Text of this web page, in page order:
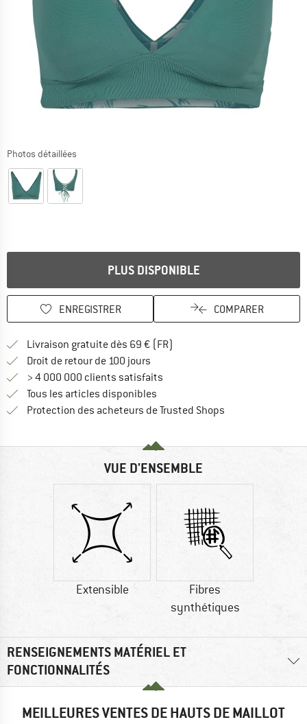
Photos détaillées
PLUS DISPONIBLE
ENREGISTRER COMPARER
Livraison gratuite dès 69 € (FR)
Droit de retour de 100 jours
> 4 000 000 clients satisfaits
Tous les articles disponibles
Protection des acheteurs de Trusted Shops
VUE D'ENSEMBLE
Extensible
Fibres
synthétiques
RENSEIGNEMENTS MATÉRIEL ET
FONCTIONNALITÉS
MEILLEURES VENTES DE HAUTS DE MAILLOT